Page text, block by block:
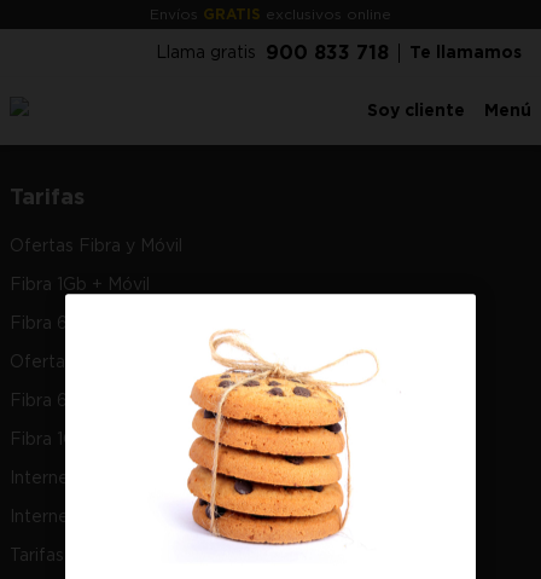
Envíos GRATIS exclusivos online
Llama gratis 900 833 718 Te llamamos
Soy cliente Menú
Tarifas
Ofertas Fibra y Móvil
Fibra 1Gb + Móvil
Fibra 600Mb + Móvil
Ofertas Fibra
Fibra 600Mb
Fibra 1Gb
Internet en casa
Internet estudiantes
Tarifas móviles